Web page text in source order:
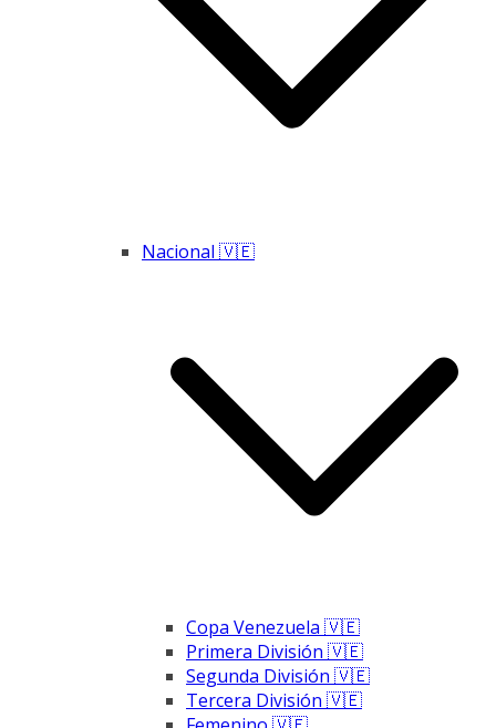
Nacional 🇻🇪
Copa Venezuela 🇻🇪
Primera División 🇻🇪
Segunda División 🇻🇪
Tercera División 🇻🇪